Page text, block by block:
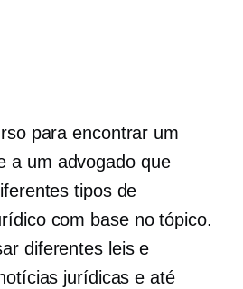
para encontrar um
a um advogado que
tipos de
com base no tópico.
diferentes leis e
jurídicas e até